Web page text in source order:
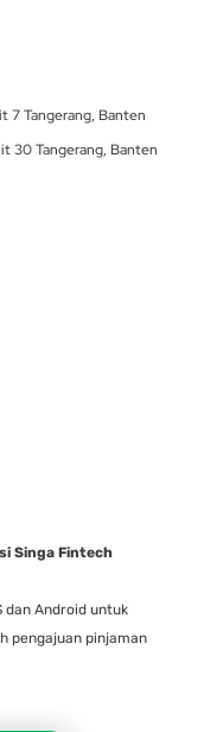
7 Tangerang, Banten
30 Tangerang, Banten
Singa Fintech
dan Android untuk
pengajuan pinjaman